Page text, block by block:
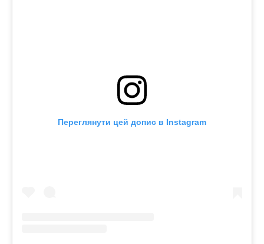
Переглянути цей допис в Instagram